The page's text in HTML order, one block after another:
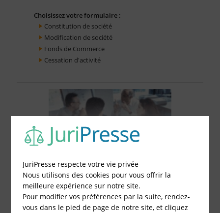
Choisissez votre formulaire :
Constitution de société
Modification de société
Fonds de Commerce
Cessation d'activité
JuriPresse respecte votre vie privée
Nous utilisons des cookies pour vous offrir la
meilleure expérience sur notre site.
Pour modifier vos préférences par la suite, rendez-
vous dans le pied de page de notre site, et cliquez